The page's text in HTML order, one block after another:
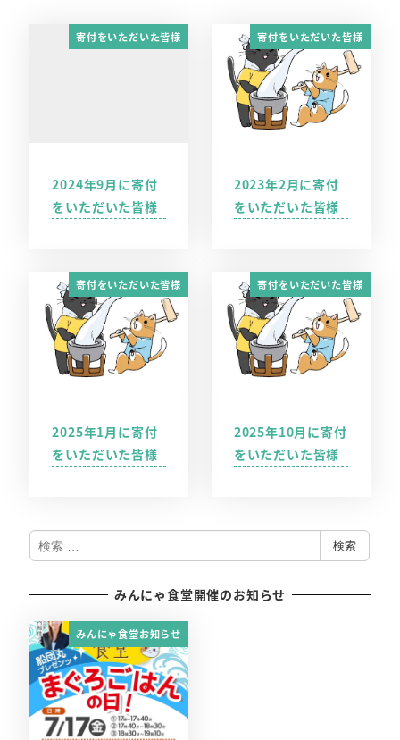
寄付をいただいた皆様
2024年9月に寄付
をいただいた皆様
寄付をいただいた皆様
2023年2月に寄付
をいただいた皆様
寄付をいただいた皆様
2025年1月に寄付
をいただいた皆様
寄付をいただいた皆様
2025年10月に寄付
をいただいた皆様
索
検索
みんにゃ食堂開催のお知らせ
みんにゃ食堂お知らせ